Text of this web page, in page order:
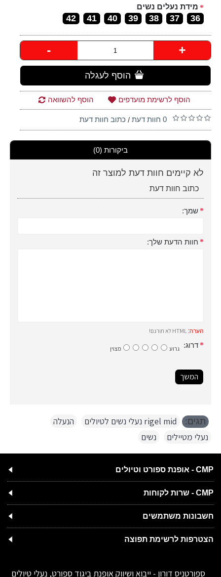
מידת נעלים נשים
36
37
38
39
40
41
42
- +
הוסף לעגלה
הוסף לרשימת מועדפים הוסף להשוואה
0 חוות דעת / כתוב חוות דעת
ביקורות (0)
לא קיימים חוות דעת למוצר זה
כתוב חוות דעת
שמך:
חוות הדעת שלך:
הערה:
דרוג: גרוע מצוין
המשך
תגים: rigel mid נעלי נשים לטיולים הנעלה
נעלי מטיילים
נשים
CMP - אופנת ספורט וטיולים
CMP - שרות לקוחות
חשבונות משתמשים
הצטרפות לרשימת תפוצה
ספורטניס דורון - ייבוא ושיווק אופנת ביגוד ספורט, נעלי טיולים